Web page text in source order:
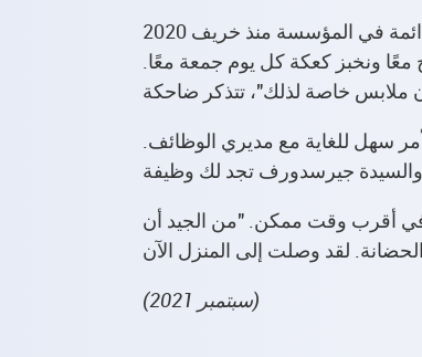
أعجب زملاؤها ورئيسها في العمل بالسيدة أديم لدرجة أنهم عرضوا عليها وظيفة دائمة. أصبحت السيدة أديم موظفة دائمة في المؤسسة منذ خريف 2020
معًا ونخبز كعكة كل يوم جمعة معًا.
سهل للغاية مع مديري الوظائف.
في أقرب وقت ممكن. "من الجيد أن
(سبتمبر 2021)